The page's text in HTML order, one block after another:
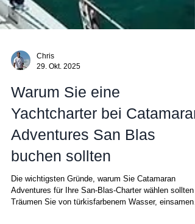
29. Okt. 2025
Warum Sie eine
Yachtcharter bei Catamaran
Adventures San Blas
buchen sollten
Die wichtigsten Gründe, warum Sie Catamaran